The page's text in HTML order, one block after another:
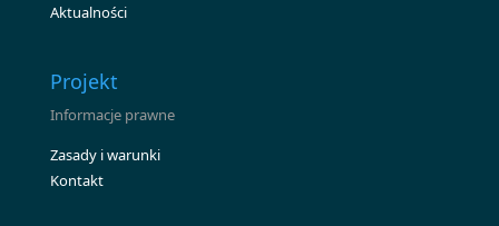
Aktualności
Projekt
Informacje prawne
Zasady i warunki
Kontakt